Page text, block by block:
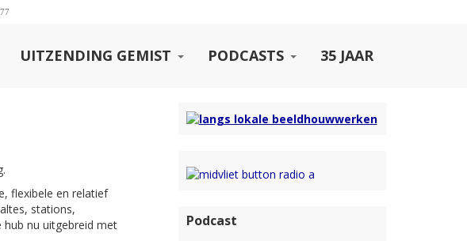
UITZENDING GEMIST PODCASTS 35 JAAR
flexibele en relatief
stations,
hub nu uitgebreid met
Podcast